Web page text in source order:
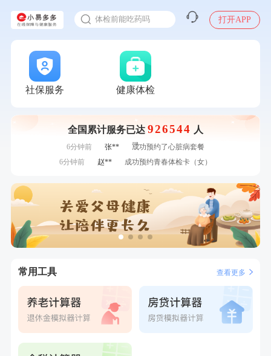
体检前能吃药吗
入职体检在线预约
甲状腺癌怎么筛查
打开APP
社保服务 健康体检
全国累计服务已达 926544 人
刚刚 王**
成功预约了企业招工体检套餐
刚刚
刘**
成功预约了心脑血管强化体检套餐
刚刚
刘**
成功预约了心脑血管强化体检套餐
1分钟前
购买了联创雅斯奶锅DF-CP103M
1分钟前
购买了美的体重秤 MO-CW5 白色
2分钟前
成功预约了青年白领男套餐
购买了汤臣倍健多维男士多种维生素矿物质片1.5g*60片*2
瓶
6分钟前 张**
成功预约了心脏病套餐
6分钟前
赵**
成功预约青春体检卡（女）
王*
购买了公牛环球旅行转换器—L07
刚刚
王**
成功预约了企业招工体检套餐
刚刚
王** 成功预约了企业招工体检套餐
常用工具 查看更多